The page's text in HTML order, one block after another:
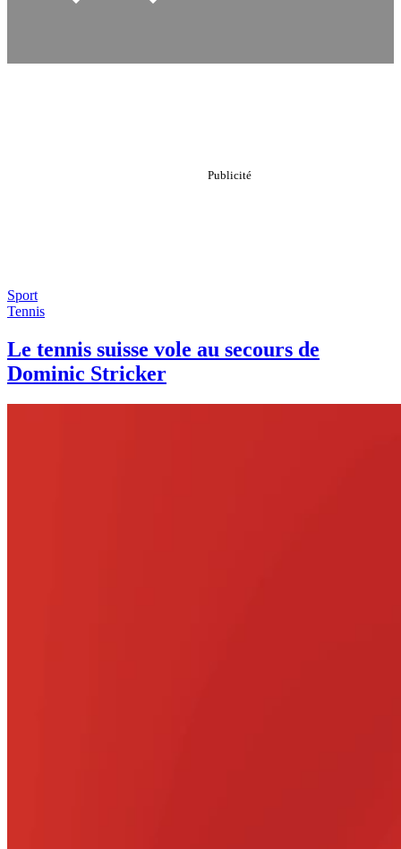
Sport
Tennis
Le tennis suisse vole au secours de
Dominic Stricker